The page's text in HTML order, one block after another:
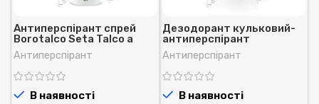
Антиперспірант спрей
Borotalco Seta Talco a
Cristalli Attivi exstra
asciutto 150 мл.
Антиперспірант
В наявності
Дезодорант кульковий-
антиперспірант
Делікатний Amalfi Deo roll
Dermo protect 50мл.
Антиперспірант
В наявності